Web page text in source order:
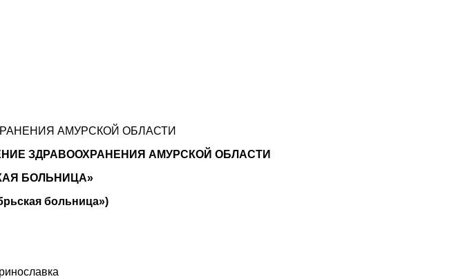
АМУРСКОЙ ОБЛАСТИ
ЗДРАВООХРАНЕНИЯ АМУРСКОЙ ОБЛАСТИ
БОЛЬНИЦА»
больница»)